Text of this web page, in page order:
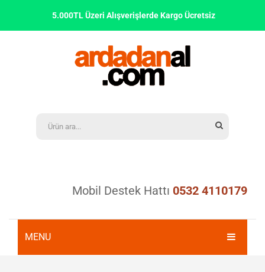
5.000TL Üzeri Alışverişlerde Kargo Ücretsiz
Mobil Destek Hattı 0532 4110179
MENU